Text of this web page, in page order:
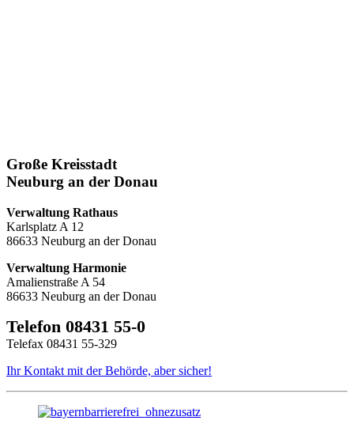
Große Kreisstadt
Neuburg an der Donau
Verwaltung Rathaus
Karlsplatz A 12
86633 Neuburg an der Donau
Verwaltung Harmonie
Amalienstraße A 54
86633 Neuburg an der Donau
Telefon 08431 55-0
Telefax 08431 55-329
Ihr Kontakt mit der Behörde, aber sicher!